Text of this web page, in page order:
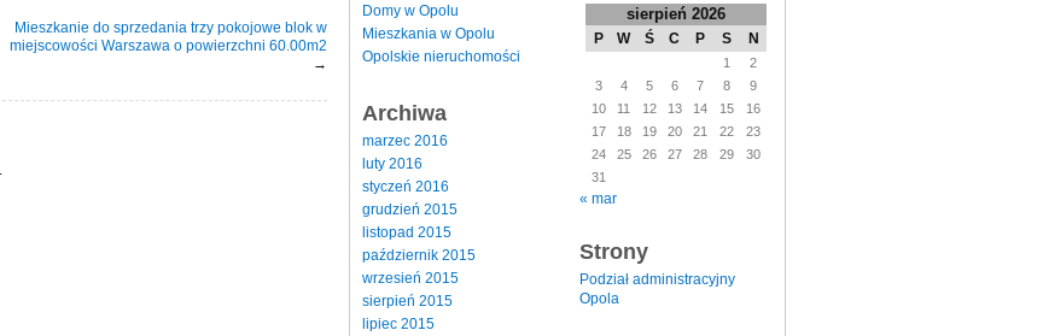
Mieszkanie do sprzedania trzy pokojowe blok w
miejscowości Warszawa o powierzchni 60.00m2
→
Domy w Opolu
Mieszkania w Opolu
Opolskie nieruchomości
Archiwa
marzec 2016
luty 2016
styczeń 2016
grudzień 2015
listopad 2015
październik 2015
wrzesień 2015
sierpień 2015
lipiec 2015
sierpień 2026
P W Ś C P S N
1
2
3
4 5 6 7 8
9
10
11 12 13 14 15
16
17
18 19 20 21 22
23
24
25 26 27 28 29
30
31
« mar
Strony
Podział administracyjny
Opola